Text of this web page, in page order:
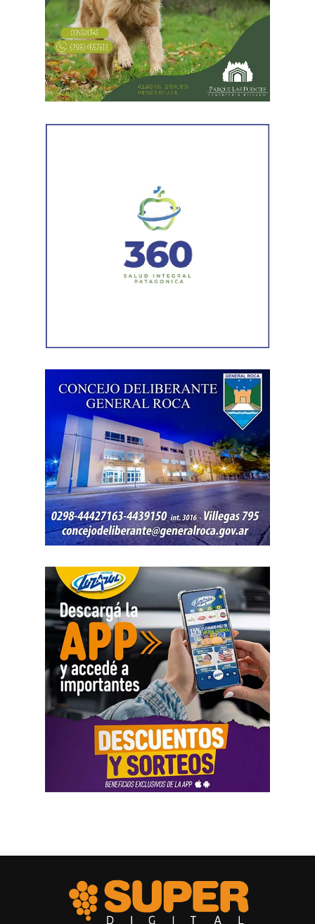
En forma paralela, otra comisión policial se dirigió a
una vivienda ubicada en el barrio Villa Obrera,
señalada por la víctima. Allí se identificó al segundo
sospechosoy se llevaron adelante distintas diligencias
en el marco de la investigación.
Durante el procedimiento, el personal encontró el teléfono
correspondiente para acreditar su propiedad. Además,
denunciado como robado
Posteriormente, el inmueble fue preservado para la
intervención del Gabinete de Criminalística, que realizó
las pericias correspondientes. Otros elementos
encontrados quedaron bajo resguardo para determinar su
procedencia.
Por disposición de la Fiscalía de turno, ambos hombres
permanecen detenidos en el marco de una causa por